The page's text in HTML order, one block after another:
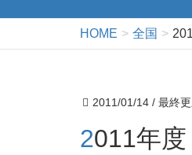
HOME 全国
2011/01/14 / 最終
2011年